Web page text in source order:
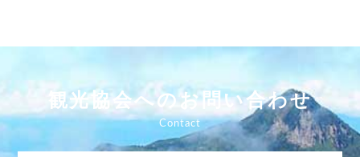
観光協会へのお問い合わせ